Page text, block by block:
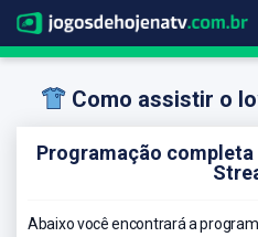
Como assistir o
Programação completa
Abaixo você encontrará a